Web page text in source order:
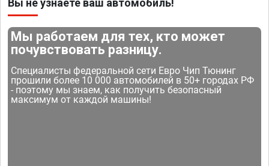
Мы работаем для тех, кто может
почувствовать разницу.
Специалисты федеральной сети Евро Чип Тюнинг
прошили более 10 000 автомобилей в 50+ городах РФ
- поэтому мы знаем, как получить безопасный
максимум от каждой машины!